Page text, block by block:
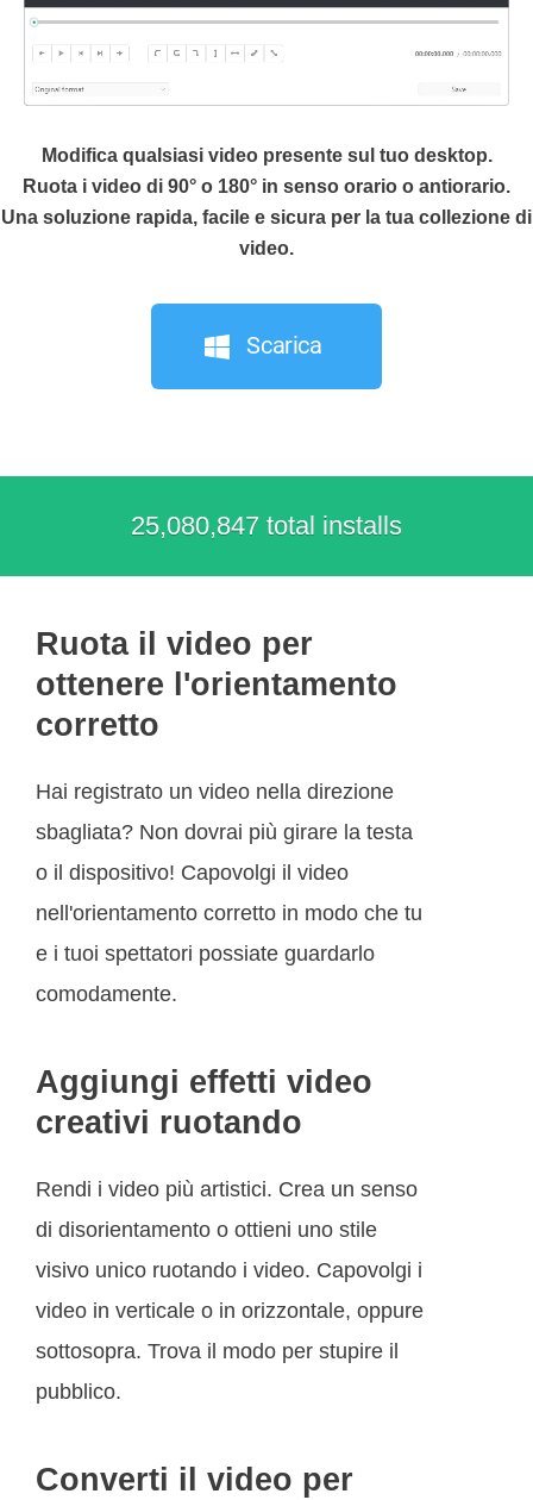
Modifica qualsiasi video presente sul tuo desktop.
Ruota i video di 90° o 180° in senso orario o antiorario.
Una soluzione rapida, facile e sicura per la tua collezione di
video.
Scarica
25,080,847 total installs
Ruota il video per
ottenere l'orientamento
corretto
Hai registrato un video nella direzione
sbagliata? Non dovrai più girare la testa
o il dispositivo! Capovolgi il video
nell'orientamento corretto in modo che tu
e i tuoi spettatori possiate guardarlo
comodamente.
Aggiungi effetti video
creativi ruotando
Rendi i video più artistici. Crea un senso
di disorientamento o ottieni uno stile
visivo unico ruotando i video. Capovolgi i
video in verticale o in orizzontale, oppure
sottosopra. Trova il modo per stupire il
pubblico.
Converti il video per